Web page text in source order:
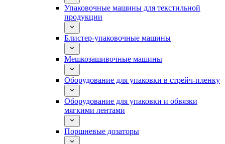
Упаковочные машины для текстильной
продукции
Блистер-упаковочные машины
Мешкозашивочные машины
Оборудование для упаковки в стрейч-пленку
Оборудование для упаковки и обвязки
мягкими лентами
Поршневые дозаторы